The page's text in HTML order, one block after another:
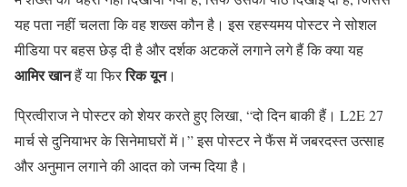
यह पता नहीं चलता कि वह शख्स कौन है। इस रहस्यमय पोस्टर ने सोशल
मीडिया पर बहस छेड़ दी है और दर्शक अटकलें लगाने लगे हैं कि क्या यह
आमिर खानहैं या फिररिक यून।
प्रित्वीराज ने पोस्टर को शेयर करते हुए लिखा, “दो दिन बाकी हैं। L2E 27
मार्च से दुनियाभर के सिनेमाघरों में।” इस पोस्टर ने फैंस में जबरदस्त उत्साह
और अनुमान लगाने की आदत को जन्म दिया है।